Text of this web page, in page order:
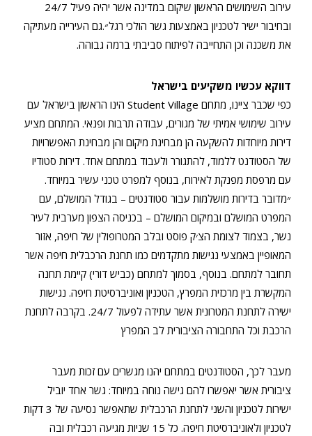
עירוב השימושים הראשון שיקום במדינה אשר יהיה פעיל 24/7
ובחיבור ישיר לטכניון באמצעות גשר הולכי רגל״.גם העירייה מעתיקה
את משכנה וכן התחייבה לפיתוח סביבתי ברמה גבוהה.
דווקא עכשיו משקיעים בישראל
כפי שכבר ציינו, מתחם Student Village הינו הראשון בישראל עם
עירוב שימושי אמיתי של מגורים, עבודה תרבות ופנאי. המתחם מציע
דירות מיוחדות להשקעה הן מבחינת מיקום והן מבחינת האפשרויות
של הסטודנט ללמוד, להתגורר ולעבוד במתחם אחד. דירות סטודיו
עם מרפסת מפנקת לאירוח, בנוסף למפרט טכני עשיר במיוחד.
״מדובר בדירות מושלמות עבור סטודנטים – בגודל המושלם, עם
המפרט המושלם ובמיקום המושלם – בכניסה הצפון מערבית לעיר
נשר, בצמוד לצומת הצ׳ק פוסט ובלב המטרופולין של חיפה, אזור
המאופיין באמצעי נגישות מתקדמים כמו תחנת הרכבלית חיפה אשר
תחובר למתחם. בנוסף, בסמוך למתחם (כביש דורי) קיימת תחנה
המקשרת בין מרכזית המפרץ, הטכניון ואוניברסיטת חיפה. נגישות
ישירה לתחנת המטרונית אשר עתידה לפעול 24/7. בקרבה לתחנת
הרכבת וכל התחבורה הציבורית לב המפרץ
מעבר לכך, הסטודנטים במתחם יהנו מגשרים עם זכות מעבר
ציבורית אשר יאפשרו להם גישה נוחה במיוחד: גשר אחד יוביל
ישירות לטכניון והשני לתחנת הרכבלית שתאפשר נסיעה של 3 דקות
לטכניון ולאוניברסיטת חיפה. כל 15 שניות מגיעה רכבלית ובה